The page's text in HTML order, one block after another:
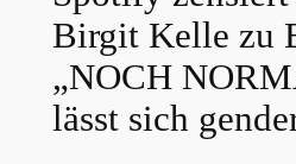
Birgit Kelle zu
„NOCH
lässt sich